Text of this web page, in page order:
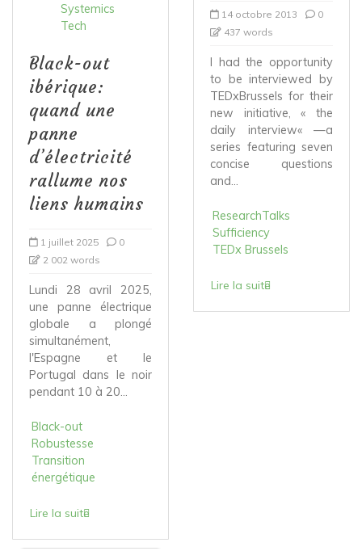
Systemics
Tech
Black-out
ibérique:
quand une
panne
d’électricité
rallume nos
liens humains
1 juillet 2025
0
2 002 words
Lundi 28 avril 2025,
une panne électrique
globale a plongé
simultanément,
l'Espagne et le
Portugal dans le noir
pendant 10 à 20...
Black-out
Robustesse
Transition
énergétique
Lire la suite
14 octobre 2013
0
437 words
I had the opportunity
to be interviewed by
TEDxBrussels for their
new initiative, « the
daily interview« —a
series featuring seven
concise questions
and...
ResearchTalks
Sufficiency
TEDx Brussels
Lire la suite